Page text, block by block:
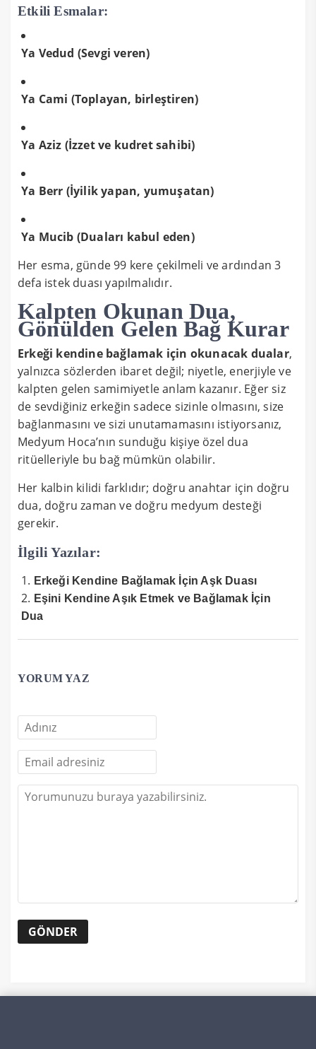
Etkili Esmalar:
Ya Vedud (Sevgi veren)
Ya Cami (Toplayan, birleştiren)
Ya Aziz (İzzet ve kudret sahibi)
Ya Berr (İyilik yapan, yumuşatan)
Ya Mucib (Duaları kabul eden)
Her esma, günde 99 kere çekilmeli ve ardından 3
defa istek duası yapılmalıdır.
Kalpten Okunan Dua,
Gönülden Gelen Bağ Kurar
Erkeği kendine bağlamak için okunacak dualar,
yalnızca sözlerden ibaret değil; niyetle, enerjiyle ve
kalpten gelen samimiyetle anlam kazanır. Eğer siz
de sevdiğiniz erkeğin sadece sizinle olmasını, size
bağlanmasını ve sizi unutamamasını istiyorsanız,
Medyum Hoca’nın sunduğu kişiye özel dua
ritüelleriyle bu bağ mümkün olabilir.
Her kalbin kilidi farklıdır; doğru anahtar için doğru
dua, doğru zaman ve doğru medyum desteği
gerekir.
İlgili Yazılar:
Erkeği Kendine Bağlamak İçin Aşk Duası
Eşini Kendine Aşık Etmek ve Bağlamak İçin
Dua
YORUM YAZ